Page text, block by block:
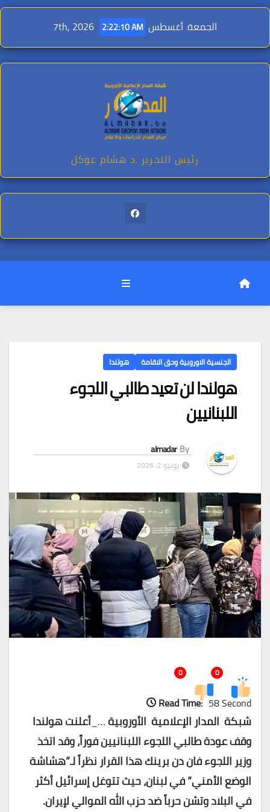
Skip
content
الجمعة. أغسطس 7th, 2026 2:22:12 AM
رئيس التحرير .د هشام عوكل
الجنسية الاوروبية وحق الاقامة هولندا
هولندا لن تعيد طالبي اللجوء
اللبنانيين
By
almadar
يونيو 2, 2026
0
0
Read Time: 58 Second
شبكة المدار الإعلامية الأوروبية…_أعلنت هولندا
وقف عودة طالبي اللجوء اللبنانيين فوراً، وقد اتخذ
وزير اللجوء فان دن برينك هذا القرار نظراً لـ”هشاشة
الوضع الأمني” في لبنان، حيث تتوغل إسرائيل أكثر
في البلاد وتشن حرباً ضد حزب الله الموالي لإيران.